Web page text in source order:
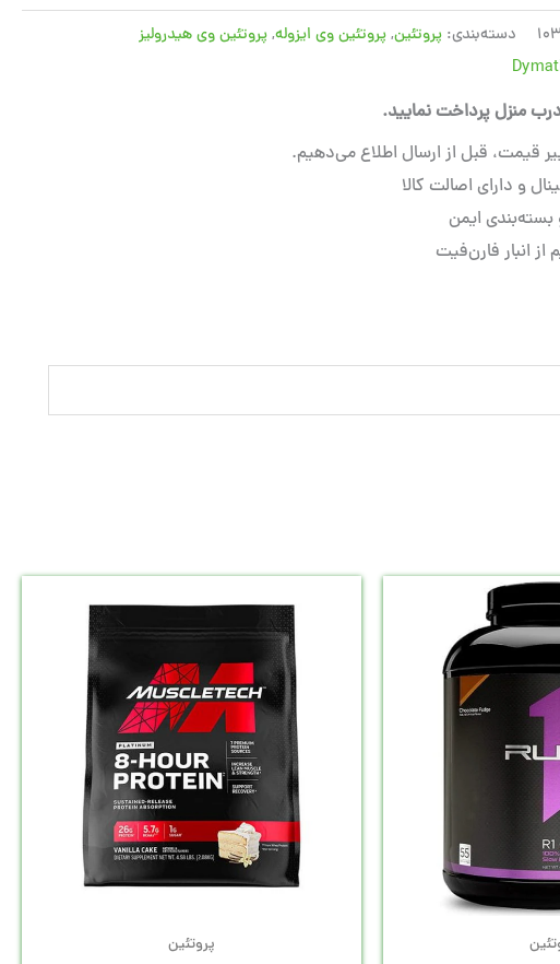
دسته‌بندی:پروتئین,پروتئین وی ایزوله,پروتئین وی هیدرولیز
منزل پرداخت نمایید.
قیمت، قبل از ارسال اطلاع می‌دهیم.
و دارای اصالت کالا
ایمن
انبار فارن‌فیت
پروتئین